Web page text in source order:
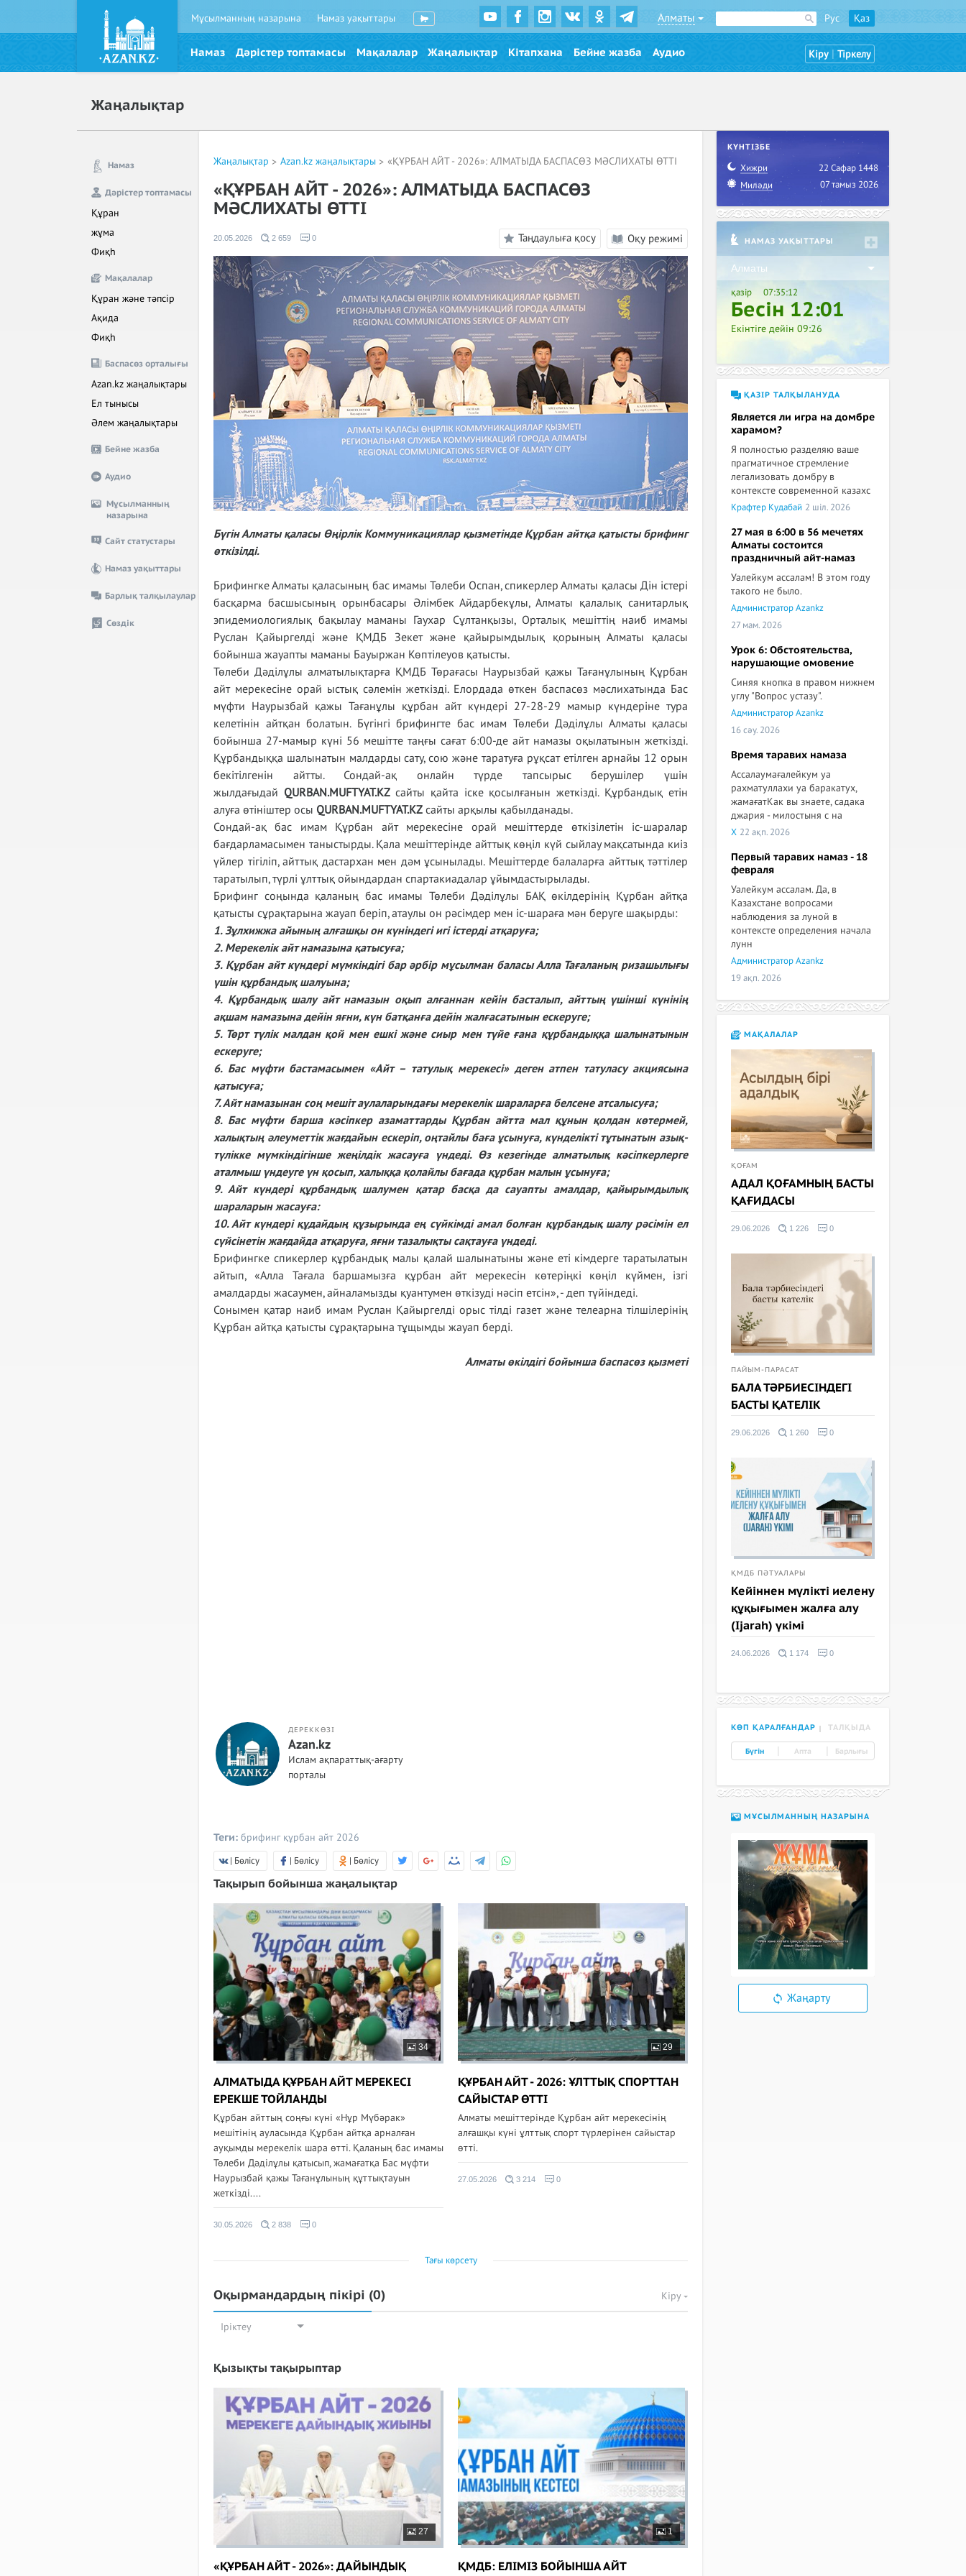
Мұсылманның назарына Намаз уақыттары Алматы Рус Қаз
Намаз Дәрістер топтамасы Мақалалар Жаңалықтар Кітапхана Бейне жазба Аудио Кіру | Тіркелу
Жаңалықтар
Намаз
Дәрістер топтамасы
Құран
жұма
Фиқһ
Мақалалар
Құран және тәпсір
Ақида
Фиқһ
Баспасөз орталығы
Azan.kz жаңалықтары
Ел тынысы
Әлем жаңалықтары
Бейне жазба
Аудио
Мұсылманның
назарына
Сайт статустары
Намаз уақыттары
Барлық талқылаулар
Сөздік
Жаңалықтар Azan.kz жаңалықтары «ҚҰРБАН АЙТ - 2026»: АЛМАТЫДА БАСПАСӨЗ МӘСЛИХАТЫ ӨТТІ
«ҚҰРБАН АЙТ - 2026»: АЛМАТЫДА БАСПАСӨЗ
МӘСЛИХАТЫ ӨТТІ
20.05.2026 2 659 0 Таңдаулыға қосу Оқу режимі
Бүгін Алматы қаласы Өңірлік Коммуникациялар қызметінде Құрбан айтқа қатысты брифинг
өткізілді.
Брифингке Алматы қаласының бас имамы Төлеби Оспан, спикерлер Алматы қаласы Дін істері
басқарма басшысының орынбасары Әлімбек Айдарбекұлы, Алматы қалалық санитарлық
эпидемиологиялық бақылау маманы Гаухар Сұлтанқызы, Орталық мешіттің наиб имамы
Руслан Қайыргелді және ҚМДБ Зекет және қайырымдылық қорының Алматы қаласы
бойынша жауапты маманы Бауыржан Көптілеуов қатысты.
Төлеби Дәділұлы алматылықтарға ҚМДБ Төрағасы Наурызбай қажы Тағанұлының Құрбан
айт мерекесіне орай ыстық сәлемін жеткізді. Елордада өткен баспасөз мәслихатында Бас
мүфти Наурызбай қажы Тағанұлы құрбан айт күндері 27-28-29 мамыр күндеріне тура
келетінін айтқан болатын. Бүгінгі брифингте бас имам Төлеби Дәділұлы Алматы қаласы
бойынша 27-мамыр күні 56 мешітте таңғы сағат 6:00-де айт намазы оқылатынын жеткізді.
Құрбандыққа шалынатын малдарды сату, сою және таратуға рұқсат етілген арнайы 12 орын
бекітілгенін айтты. Сондай-ақ онлайн түрде тапсырыс берушілер үшін
жылдағыдай QURBAN.MUFTYAT.KZ сайты қайта іске қосылғанын жеткізді. Құрбандық етін
алуға өтініштер осы QURBAN.MUFTYAT.KZ сайты арқылы қабылданады.
Сондай-ақ бас имам Құрбан айт мерекесіне орай мешіттерде өткізілетін іс-шаралар
бағдарламасымен таныстырды. Қала мешіттерінде айттық көңіл күй сыйлау мақсатында киіз
үйлер тігіліп, айттық дастархан мен дәм ұсынылады. Мешіттерде балаларға айттық тәттілер
таратылып, түрлі ұлттық ойындардан спартакиадалар ұйымдастырылады.
Брифинг соңында қаланың бас имамы Төлеби Дәділұлы БАҚ өкілдерінің Құрбан айтқа
қатысты сұрақтарына жауап беріп, атаулы он рәсімдер мен іс-шараға мән беруге шақырды:
1. Зұлхижжа айының алғашқы он күніндегі игі істерді атқаруға;
2. Мерекелік айт намазына қатысуға;
3. Құрбан айт күндері мүмкіндігі бар әрбір мұсылман баласы Алла Тағаланың ризашылығы
үшін құрбандық шалуына;
4. Құрбандық шалу айт намазын оқып алғаннан кейін басталып, айттың үшінші күнінің
ақшам намазына дейін яғни, күн батқанға дейін жалғасатынын ескеруге;
5. Төрт түлік малдан қой мен ешкі және сиыр мен түйе ғана құрбандыққа шалынатынын
ескеруге;
6. Бас мүфти бастамасымен «Айт – татулық мерекесі» деген атпен татуласу акциясына
қатысуға;
7. Айт намазынан соң мешіт аулаларындағы мерекелік шараларға белсене атсалысуға;
8. Бас мүфти барша кәсіпкер азаматтарды Құрбан айтта мал құнын қолдан көтермей,
халықтың әлеуметтік жағдайын ескеріп, оңтайлы баға ұсынуға, күнделікті тұтынатын азық-
түлікке мүмкіндігінше жеңілдік жасауға үндеді. Өз кезегінде алматылық кәсіпкерлерге
аталмыш үндеуге үн қосып, халыққа қолайлы бағада құрбан малын ұсынуға;
9. Айт күндері құрбандық шалумен қатар басқа да сауапты амалдар, қайырымдылық
шараларын жасауға:
10. Айт күндері құдайдың құзырында ең сүйкімді амал болған құрбандық шалу рәсімін ел
сүйсінетін жағдайда атқаруға, яғни тазалықты сақтауға үндеді.
Брифингке спикерлер құрбандық малы қалай шалынатыны және еті кімдерге таратылатын
айтып, «Алла Тағала баршамызға құрбан айт мерекесін көтеріңкі көңіл күймен, ізгі
амалдарды жасаумен, айналамызды қуантумен өткізуді нәсіп етсін», - деп түйіндеді.
Сонымен қатар наиб имам Руслан Қайыргелді орыс тілді газет және телеарна тілшілерінің
Құрбан айтқа қатысты сұрақтарына тұщымды жауап берді.
Алматы өкілдігі бойынша баспасөз қызметі
ДЕРЕККӨЗІ
Azan.kz
Ислам ақпараттық-ағарту
порталы
Теги: брифинг құрбан айт 2026
| Бөлісу | Бөлісу | Бөлісу
Тақырып бойынша жаңалықтар
34
АЛМАТЫДА ҚҰРБАН АЙТ МЕРЕКЕСІ
ЕРЕКШЕ ТОЙЛАНДЫ
Құрбан айттың соңғы күні «Нұр Мүбәрак»
мешітінің ауласында Құрбан айтқа арналған
ауқымды мерекелік шара өтті. Қаланың бас имамы
Төлеби Дәділұлы қатысып, жамағатқа Бас мүфти
Наурызбай қажы Тағанұлының құттықтауын
жеткізді....
30.05.2026 2 838 0
29
ҚҰРБАН АЙТ - 2026: ҰЛТТЫҚ СПОРТТАН
САЙЫСТАР ӨТТІ
Алматы мешіттерінде Құрбан айт мерекесінің
алғашқы күні ұлттық спорт түрлерінен сайыстар
өтті.
27.05.2026 3 214 0
Тағы көрсету
Оқырмандардың пікірі (0) Кіру
Іріктеу
Қызықты тақырыптар
27
«ҚҰРБАН АЙТ - 2026»​​​​​​​: ДАЙЫНДЫҚ
1
ҚМДБ: ЕЛІМІЗ БОЙЫНША АЙТ
КҮНТІЗБЕ
Хижри
22 Сафар 1448
Миләди
07 тамыз 2026
НАМАЗ УАҚЫТТАРЫ
Алматы
қазір 07:35:13
Бесін 12:01
Екінтіге дейін 09:26
ҚАЗІР ТАЛҚЫЛАНУДА
Является ли игра на домбре
харамом?
Я полностью разделяю ваше
прагматичное стремление
легализовать домбру в
контексте современной казахс
Крафтер Кудабай 2 шіл. 2026
27 мая в 6:00 в 56 мечетях
Алматы состоится
праздничный айт-намаз
Уалейкум ассалам! В этом году
такого не было.
Администратор Azankz
27 мам. 2026
Урок 6: Обстоятельства,
нарушающие омовение
Синяя кнопка в правом нижнем
углу "Вопрос устазу".
Администратор Azankz
16 сәу. 2026
Время таравих намаза
Ассалаумағалейкум уа
рахматуллахи уа баракатух,
жамағатКак вы знаете, садака
джария - милостыня с на
X 22 ақп. 2026
Первый таравих намаз - 18
февраля
Уалейкум ассалам. Да, в
Казахстане вопросами
наблюдения за луной в
контексте определения начала
лунн
Администратор Azankz
19 ақп. 2026
МАҚАЛАЛАР
ҚОҒАМ
АДАЛ ҚОҒАМНЫҢ БАСТЫ
ҚАҒИДАСЫ
29.06.2026 1 226 0
ПАЙЫМ-ПАРАСАТ
БАЛА ТӘРБИЕСІНДЕГІ
БАСТЫ ҚАТЕЛІК
29.06.2026 1 260 0
ҚМДБ ПӘТУАЛАРЫ
Кейіннен мүлікті иелену
құқығымен жалға алу
(Ijarah) үкімі
24.06.2026 1 174 0
КӨП ҚАРАЛҒАНДАР ТАЛҚЫДА
Бүгін Апта Барлығы
МҰСЫЛМАННЫҢ НАЗАРЫНА
Жаңарту